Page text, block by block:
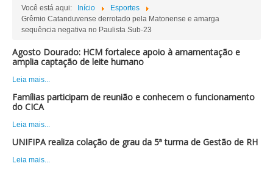
Você está aqui: Início
Esportes
Grêmio Catanduvense derrotado pela Matonense e amarga
sequência negativa no Paulista Sub-23
Agosto Dourado: HCM fortalece apoio à amamentação e
amplia captação de leite humano
Leia mais...
Famílias participam de reunião e conhecem o funcionamento
do CICA
Leia mais...
UNIFIPA realiza colação de grau da 5ª turma de Gestão de RH
Leia mais...